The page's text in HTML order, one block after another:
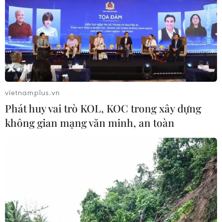
Tin cùng chuyên mục
Giải quyết "điểm nghẽn" pháp luật nhằm thiết lập
khung pháp lý hoàn thiện
10/08/2026 12:29
vietnamplus.vn
Phát huy vai trò KOL, KOC trong xây dựng
không gian mạng văn minh, an toàn